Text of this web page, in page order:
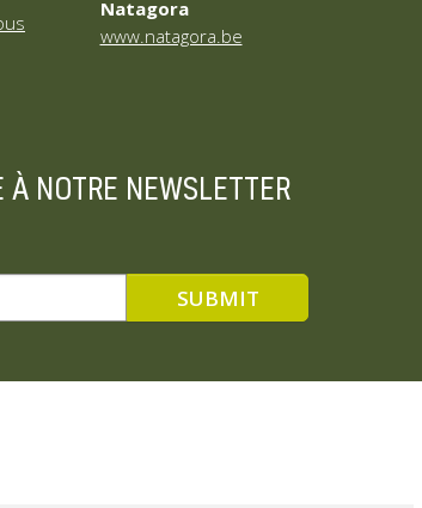
Natagora
www.natagora.be
À NOTRE NEWSLETTER